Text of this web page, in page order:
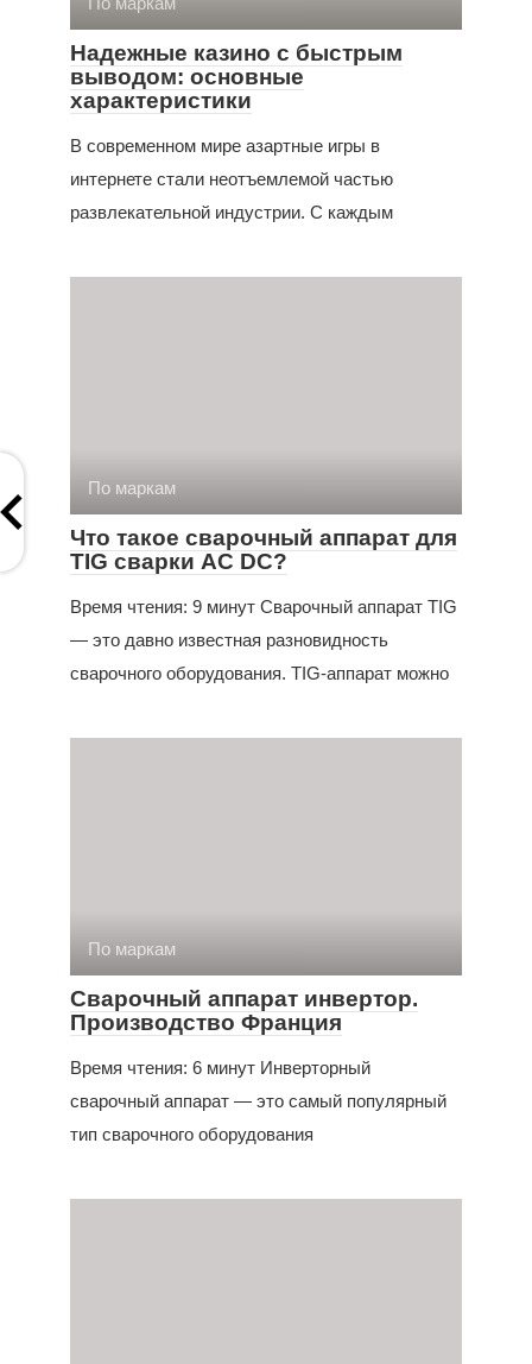
Надежные казино с быстрым
выводом: основные
характеристики
В современном мире азартные игры в
интернете стали неотъемлемой частью
развлекательной индустрии. С каждым
По маркам
Что такое сварочный аппарат для
TIG сварки AC DC?
Время чтения: 9 минут Сварочный аппарат TIG
— это давно известная разновидность
сварочного оборудования. TIG-аппарат можно
По маркам
Сварочный аппарат инвертор.
Производство Франция
Время чтения: 6 минут Инверторный
сварочный аппарат — это самый популярный
тип сварочного оборудования